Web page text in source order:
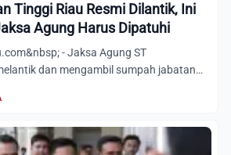
Tinggi Riau Resmi Dilantik, Ini
Agung Harus Dipatuhi
- Jaksa Agung ST
dan mengambil sumpah jabatan